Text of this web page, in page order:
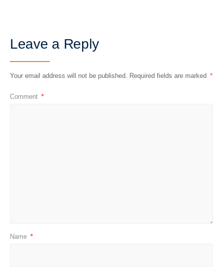
Leave a Reply
Your email address will not be published. Required fields are marked *
Comment *
Name *